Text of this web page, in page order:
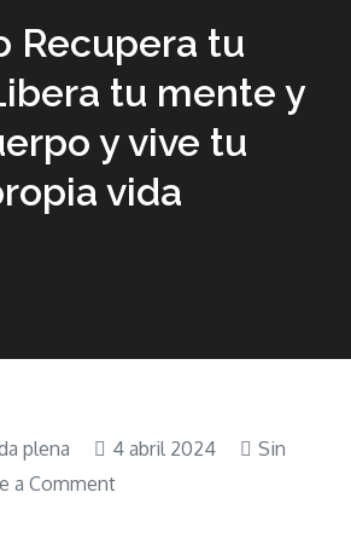
Recupera tu
tu mente y
y vive tu
vida
plena 4 abril 2024
Sin
a Commenton